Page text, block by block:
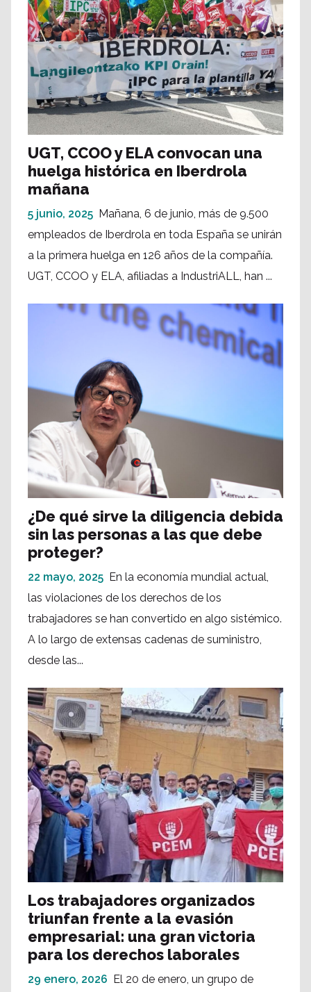
UGT, CCOO y ELA convocan una
huelga histórica en Iberdrola
mañana
5 junio, 2025 Mañana, 6 de junio, más de 9.500
empleados de Iberdrola en toda España se unirán
a la primera huelga en 126 años de la compañía.
UGT, CCOO y ELA, afiliadas a IndustriALL, han ...
¿De qué sirve la diligencia debida
sin las personas a las que debe
proteger?
22 mayo, 2025 En la economía mundial actual,
las violaciones de los derechos de los
trabajadores se han convertido en algo sistémico.
A lo largo de extensas cadenas de suministro,
desde las...
Los trabajadores organizados
triunfan frente a la evasión
empresarial: una gran victoria
para los derechos laborales
29 enero, 2026 El 20 de enero, un grupo de